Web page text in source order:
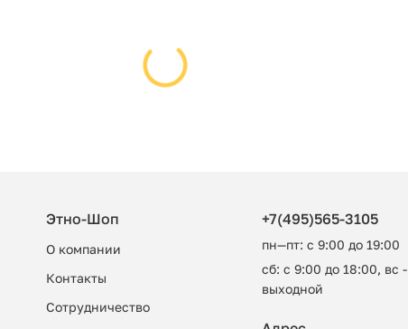
Этно-Шоп
О компании
Контакты
Сотрудничество
+7(495)565-3105
пн—пт: с 9:00 до 19:00
сб: с 9:00 до 18:00, вс -
выходной